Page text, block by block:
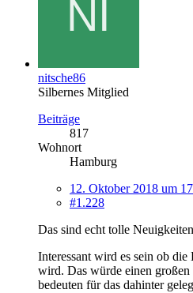
nitsche86
Silbernes Mitglied
Beiträge
817
Wohnort
Hamburg
12. Oktober 2018 um
#1.228
Das sind echt tolle
Interessant wird es sein ob
wird. Das würde einen großen
bedeuten für das dahinter